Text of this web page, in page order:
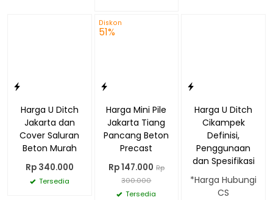
Harga U Ditch
Jakarta dan
Cover Saluran
Beton Murah
Rp 340.000
Tersedia
Diskon
51%
Harga Mini Pile
Jakarta Tiang
Pancang Beton
Precast
Rp 147.000 Rp
300.000
Tersedia
Harga U Ditch
Cikampek
Definisi,
Penggunaan
dan Spesifikasi
*Harga Hubungi
CS